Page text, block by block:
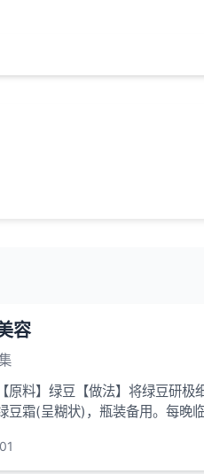
容
料】绿豆【做法】将绿豆研极
豆霜(呈糊状)，瓶装备用。每晚